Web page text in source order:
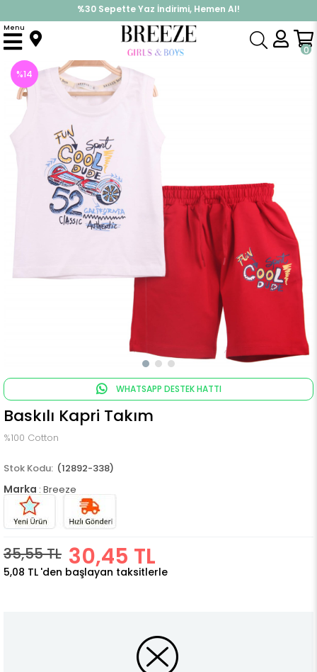
%30 Sepette Yaz İndirimi, Hemen Al!
İndirimlere ek %10 İndirimi Kap, Hemen Üye Ol!
0
Menu
Anasayfa Takımlar Kapri & Şort Takımı Baskılı Kapri Takım
%14
İndirim
WHATSAPP DESTEK HATTI
Baskılı Kapri Takım
%100 Cotton
(12892-338)
Marka : Breeze
35,55 TL 30,45 TL
5,08 TL 'den başlayan taksitlerle